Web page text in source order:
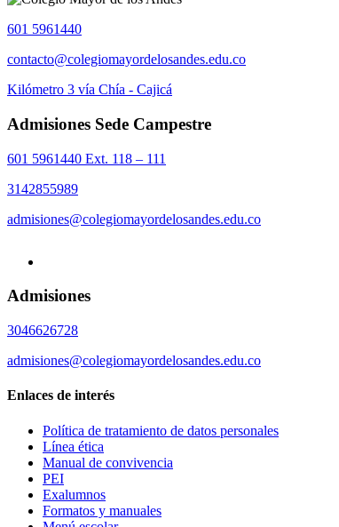
601 5961440
contacto@colegiomayordelosandes.edu.co
Kilómetro 3 vía Chía - Cajicá
Admisiones Sede Campestre
601 5961440 Ext. 118 – 111
3142855989
admisiones@colegiomayordelosandes.edu.co
Admisiones
3046626728
admisiones@colegiomayordelosandes.edu.co
Enlaces de interés
Política de tratamiento de datos personales
Línea ética
Manual de convivencia
PEI
Exalumnos
Formatos y manuales